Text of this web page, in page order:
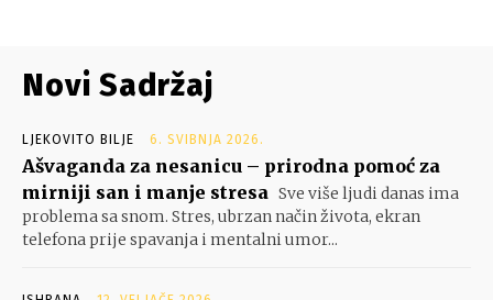
Novi Sadržaj
LJEKOVITO BILJE 6. SVIBNJA 2026.
Ašvaganda za nesanicu – prirodna pomoć za
mirniji san i manje stresa Sve više ljudi danas ima
problema sa snom. Stres, ubrzan način života, ekran
telefona prije spavanja i mentalni umor...